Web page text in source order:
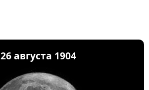
26 августа 1904